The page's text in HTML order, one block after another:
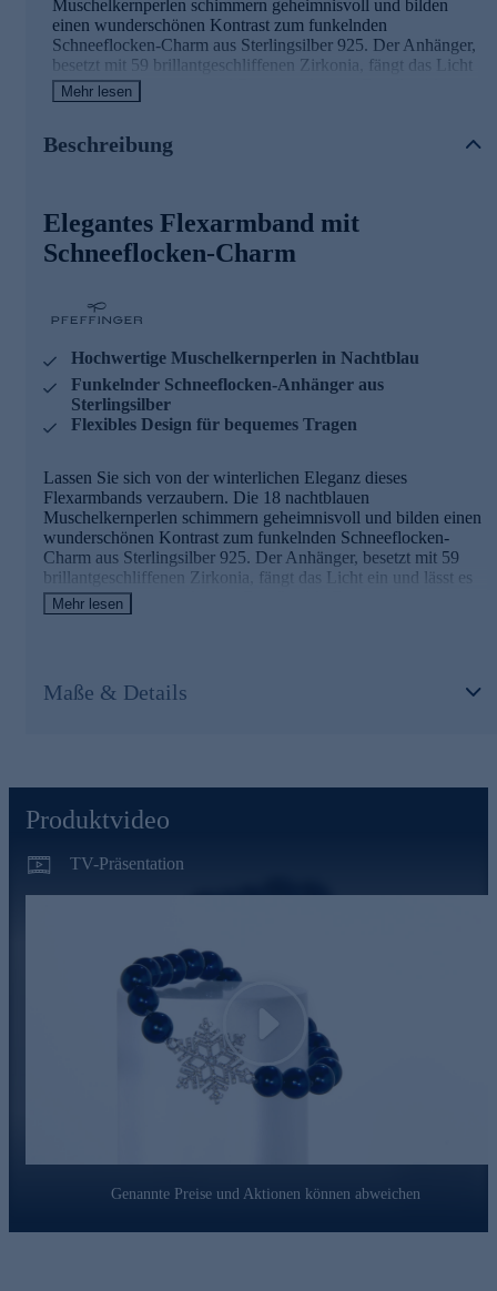
Muschelkernperlen schimmern geheimnisvoll und bilden
einen wunderschönen Kontrast zum funkelnden
Schneeflocken-Charm aus Sterlingsilber 925. Der Anhänger,
besetzt mit 59 brillantgeschliffenen Zirkonia, fängt das Licht
ein und lässt es in tausend Facetten glitzern. Das flexible
Design ohne Verschluss ermöglicht ein müheloses An- und
einer Länge von 16 cm und einer Perlendicke von 8 mm
Pforzheimer Manufaktur. Es ist nicht nur ein Accessoire,
sondern ein Stück Winterzauber, das Sie das ganze Jahr über
begleiten wird.
Mehr lesen
Beschreibung
Elegantes Flexarmband mit
Schneeflocken-Charm
Hochwertige Muschelkernperlen in Nachtblau
Funkelnder Schneeflocken-Anhänger aus
Sterlingsilber
Flexibles Design für bequemes Tragen
Lassen Sie sich von der winterlichen Eleganz dieses
Flexarmbands verzaubern. Die 18 nachtblauen
Muschelkernperlen schimmern geheimnisvoll und bilden einen
wunderschönen Kontrast zum funkelnden Schneeflocken-
Charm aus Sterlingsilber 925. Der Anhänger, besetzt mit 59
brillantgeschliffenen Zirkonia, fängt das Licht ein und lässt es
in tausend Facetten glitzern. Das flexible Design ohne
Verschluss ermöglicht ein müheloses An- und Ablegen und
Schmuckstück vereint modernes Design mit traditioneller
Mehr lesen
Maße & Details
Produktvideo
TV-Präsentation
Play
Genannte Preise und Aktionen können abweichen